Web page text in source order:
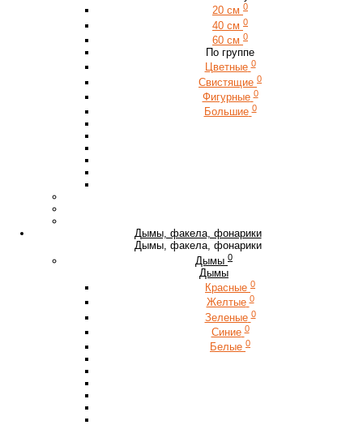
20 см 0
40 см 0
60 см 0
По группе
Цветные 0
Свистящие 0
Фигурные 0
Большие 0
Дымы, факела, фонарики
Дымы, факела, фонарики
Дымы 0
Дымы
Красные 0
Желтые 0
Зеленые 0
Синие 0
Белые 0